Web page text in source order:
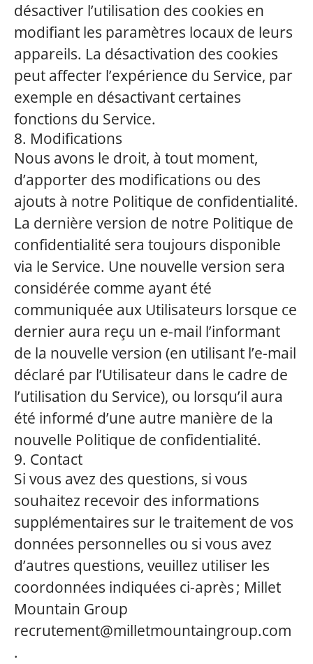
désactiver l’utilisation des cookies en
modifiant les paramètres locaux de leurs
appareils. La désactivation des cookies
peut affecter l’expérience du Service, par
exemple en désactivant certaines
fonctions du Service.
8. Modifications
Nous avons le droit, à tout moment,
d’apporter des modifications ou des
ajouts à notre Politique de confidentialité.
La dernière version de notre Politique de
confidentialité sera toujours disponible
via le Service. Une nouvelle version sera
considérée comme ayant été
communiquée aux Utilisateurs lorsque ce
dernier aura reçu un e-mail l’informant
de la nouvelle version (en utilisant l’e-mail
déclaré par l’Utilisateur dans le cadre de
l’utilisation du Service), ou lorsqu’il aura
été informé d’une autre manière de la
nouvelle Politique de confidentialité.
9. Contact
Si vous avez des questions, si vous
souhaitez recevoir des informations
supplémentaires sur le traitement de vos
données personnelles ou si vous avez
d’autres questions, veuillez utiliser les
coordonnées indiquées ci-après ; Millet
Mountain Group
recrutement@milletmountaingroup.com
.